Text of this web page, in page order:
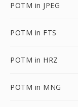
POTM in JPEG
POTM in FTS
POTM in HRZ
POTM in MNG